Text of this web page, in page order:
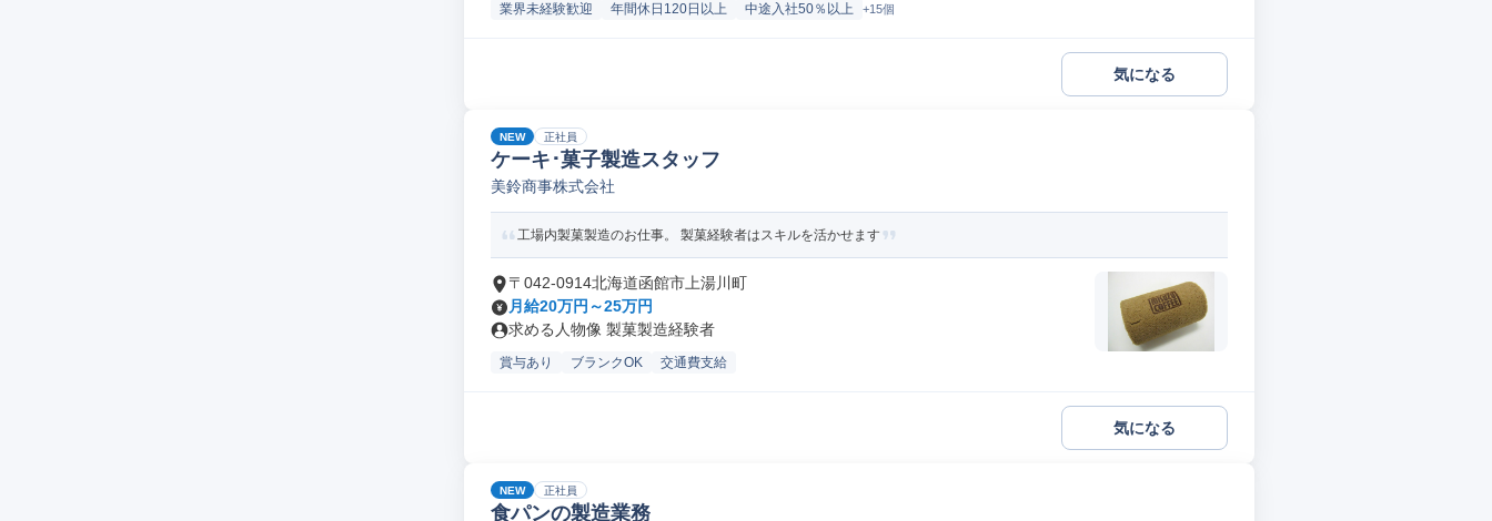
業界未経験歓迎 年間休日120日以上 中途入社50％以上 +15個
気になる
NEW 正社員
ケーキ･菓子製造スタッフ
美鈴商事株式会社
工場内製菓製造のお仕事。 製菓経験者はスキルを活かせます
〒042-0914北海道函館市上湯川町
月給20万円～25万円
求める人物像 製菓製造経験者
賞与あり ブランクOK 交通費支給
気になる
NEW 正社員
食パンの製造業務